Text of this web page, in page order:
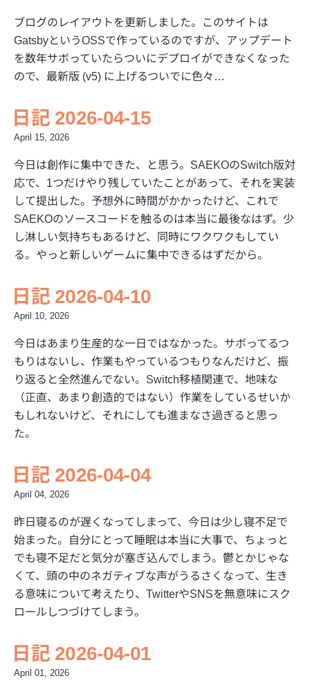
ブログのレイアウトを更新しました。このサイトは
GatsbyというOSSで作っているのですが、アップデート
を数年サボっていたらついにデプロイができなくなった
ので、最新版 (v5) に上げるついでに色々…
日記 2026-04-15
April 15, 2026
今日は創作に集中できた、と思う。SAEKOのSwitch版対
応で、1つだけやり残していたことがあって、それを実装
して提出した。予想外に時間がかかったけど、これで
SAEKOのソースコードを触るのは本当に最後なはず。少
し淋しい気持ちもあるけど、同時にワクワクもしてい
る。やっと新しいゲームに集中できるはずだから。
日記 2026-04-10
April 10, 2026
今日はあまり生産的な一日ではなかった。サボってるつ
もりはないし、作業もやっているつもりなんだけど、振
り返ると全然進んでない。Switch移植関連で、地味な
（正直、あまり創造的ではない）作業をしているせいか
もしれないけど、それにしても進まなさ過ぎると思っ
た。
日記 2026-04-04
April 04, 2026
昨日寝るのが遅くなってしまって、今日は少し寝不足で
始まった。自分にとって睡眠は本当に大事で、ちょっと
でも寝不足だと気分が塞ぎ込んでしまう。鬱とかじゃな
くて、頭の中のネガティブな声がうるさくなって、生き
る意味について考えたり、TwitterやSNSを無意味にスク
ロールしつづけてしまう。
日記 2026-04-01
April 01, 2026